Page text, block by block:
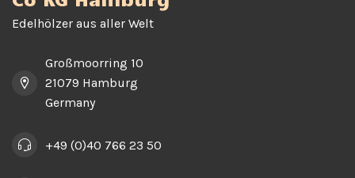
Edelhölzer aus aller Welt
Großmoorring 10
21079 Hamburg
Germany
+49 (0)40 766 23 50